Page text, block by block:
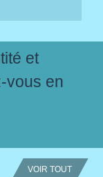
et
vous en
VOIR TOUT